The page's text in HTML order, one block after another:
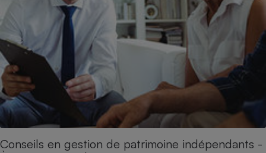
Conseils en gestion de patrimoine indépendants -